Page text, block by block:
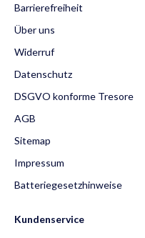
Barrierefreiheit
Über uns
Widerruf
Datenschutz
DSGVO konforme Tresore
AGB
Sitemap
Impressum
Batteriegesetzhinweise
Kundenservice